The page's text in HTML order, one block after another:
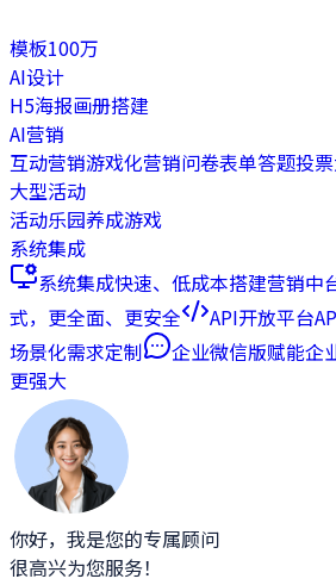
模板100万
AI设计
H5海报画册搭建
AI营销
互动营销游戏化营销问卷表单答题投票
大型活动
活动乐园养成游戏
系统集成
系统集成快速、低成本搭建营销中
式，更全面、更安全
API开放平台
场景化需求定制
企业微信版赋能企
更强大
你好，我是您的专属顾问
很高兴为您服务！